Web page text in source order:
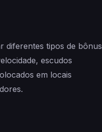
diferentes tipos de bônus
escudos
em locais